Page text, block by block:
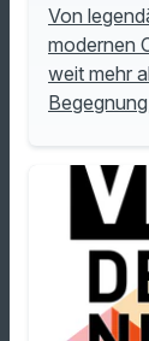
Von
modernen
weit mehr